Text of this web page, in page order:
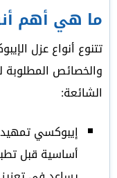
ما هي أهم
تتنوع أنواع عزل
والخصائص المطلوبة
الشائعة:
أساسية قبل